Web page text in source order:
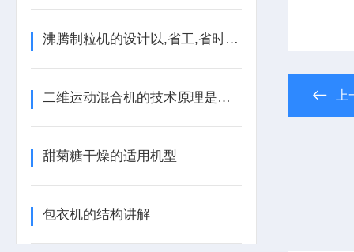
沸腾制粒机的设计以,省工,省时为目标
二维运动混合机的技术原理是什么？
甜菊糖干燥的适用机型
包衣机的结构讲解